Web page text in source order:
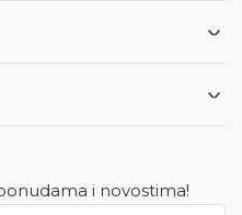
i novostima!